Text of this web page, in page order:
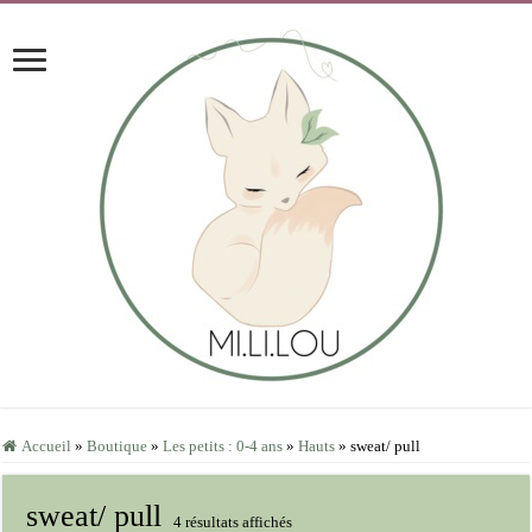
Accueil » Boutique » Les petits : 0-4 ans » Hauts » sweat/ pull
sweat/ pull 4 résultats affichésTrié